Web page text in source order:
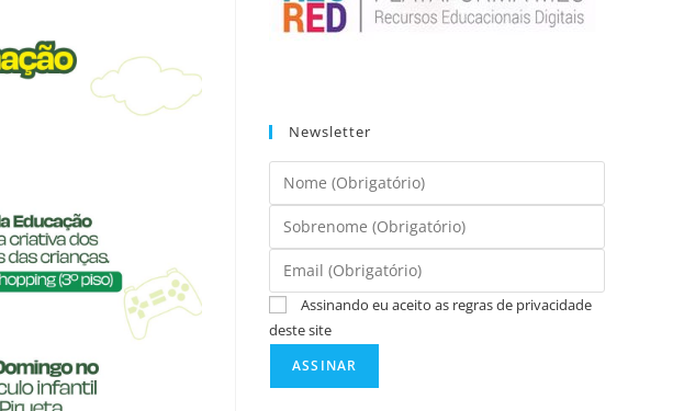
Newsletter
Assinando eu aceito as regras de privacidade
deste site